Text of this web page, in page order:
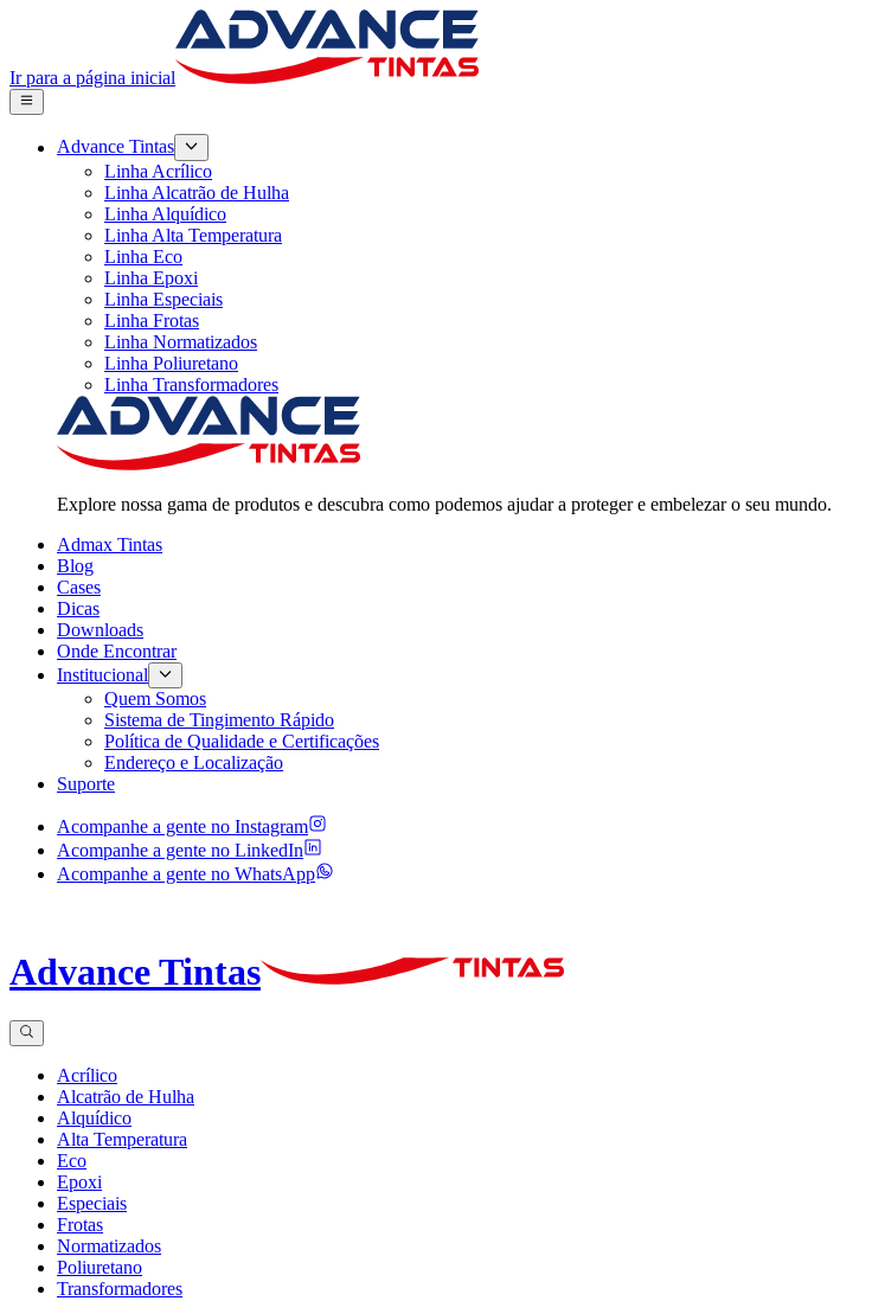
Ir para a página inicial
Advance Tintas
Linha Acrílico
Linha Alcatrão de Hulha
Linha Alquídico
Linha Alta Temperatura
Linha Eco
Linha Epoxi
Linha Especiais
Linha Frotas
Linha Normatizados
Linha Poliuretano
Linha Transformadores
Explore nossa gama de produtos e descubra como podemos ajudar a proteger e embelezar o seu mundo.
Admax Tintas
Blog
Cases
Dicas
Downloads
Onde Encontrar
Institucional
Quem Somos
Sistema de Tingimento Rápido
Política de Qualidade e Certificações
Endereço e Localização
Suporte
Acompanhe a gente no Instagram
Acompanhe a gente no LinkedIn
Acompanhe a gente no WhatsApp
Advance Tintas
Acrílico
Alcatrão de Hulha
Alquídico
Alta Temperatura
Eco
Epoxi
Especiais
Frotas
Normatizados
Poliuretano
Transformadores